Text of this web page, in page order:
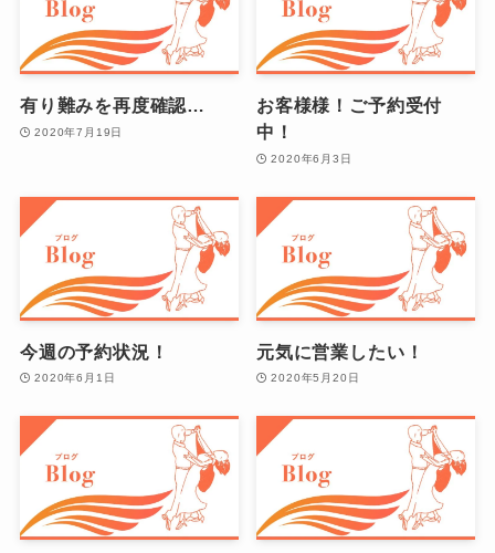
有り難みを再度確認…
2020年7月19日
お客様様！ご予約受付
中！
2020年6月3日
今週の予約状況！
2020年6月1日
元気に営業したい！
2020年5月20日